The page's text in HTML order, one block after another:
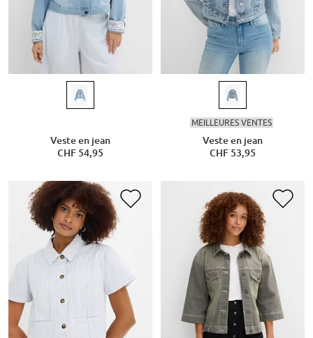
Veste en jean
CHF 54,95
MEILLEURES VENTES
Veste en jean
CHF 53,95